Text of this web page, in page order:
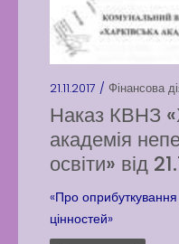
21.11.2017 / Фінансова
Наказ КВНЗ
академія
освіти» від
«Про
цінностей»